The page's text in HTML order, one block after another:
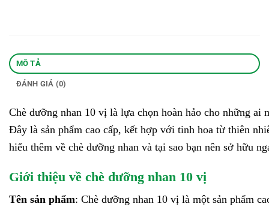
MÔ TẢ
ĐÁNH GIÁ (0)
Chè dưỡng nhan 10 vị là lựa chọn hoàn hảo cho những ai
Đây là sản phẩm cao cấp, kết hợp với tinh hoa từ thiên
hiểu thêm về chè dưỡng nhan và tại sao bạn nên sở hữu
Giới thiệu về chè dưỡng nhan 10 vị
Tên sản phẩm: Chè dưỡng nhan 10 vị là một sản phẩm